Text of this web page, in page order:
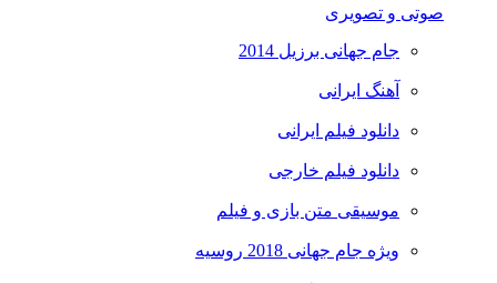
صوتی و تصویری
جام جهانی برزیل 2014
آهنگ ایرانی
دانلود فیلم ایرانی
دانلود فیلم خارجی
موسیقی متن بازی و فیلم
ویژه جام جهانی 2018 روسیه